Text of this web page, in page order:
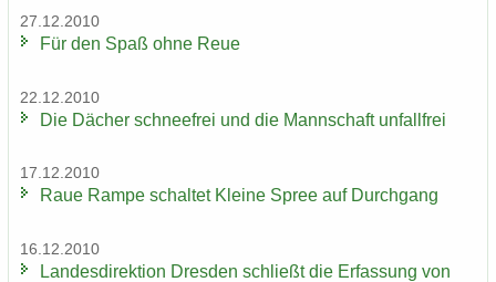
27.12.2010
Für den Spaß ohne Reue
22.12.2010
Die Dä­cher schnee­frei und die Mann­schaft un­fall­frei
17.12.2010
Raue Rampe schal­tet Klei­ne Spree auf Durch­gang
16.12.2010
Lan­des­di­rek­ti­on Dres­den schließt die Er­fas­sung von